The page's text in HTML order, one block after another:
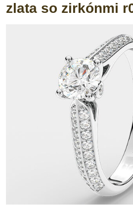
zlata so zirkónmi